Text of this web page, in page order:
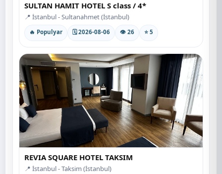
SULTAN HAMIT HOTEL S class / 4*
📍 İstanbul - Sultanahmet (İstanbul)
🔥 Populyar 🗓 2026-08-06 👁 26 ⭐ 5
REVIA SQUARE HOTEL TAKSIM
📍 İstanbul - Taksim (İstanbul)